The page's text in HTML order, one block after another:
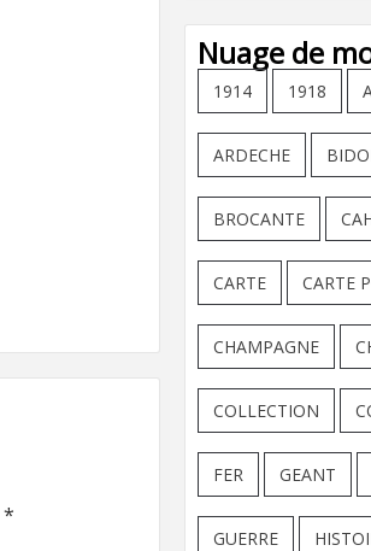
*
Nuage de
1914 1918
ARDECHE
BROCANTE
CARTE CARTE
CHAMPAGNE
COLLECTION
FER GEANT
GUERRE